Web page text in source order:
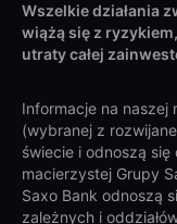
Wszelkie działania
wiążą się z
utraty całej
Informacje na naszej
(wybranej z
świecie i odnoszą się
macierzystej Grupy
Saxo Bank odnoszą
zależnych i